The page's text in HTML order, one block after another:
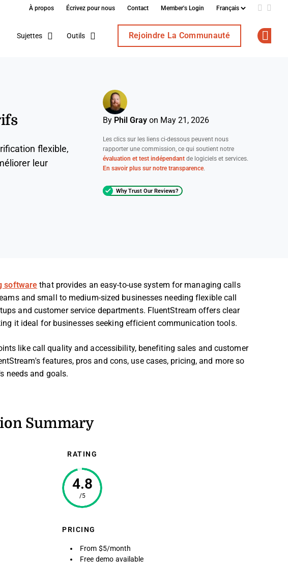
À propos Écrivez pour nous Contact Member's Login Add us
Sujettes Outils Rejoindre La Communauté
flexible,
leur
By Phil Gray on May 21, 2026
Les clics sur les liens ci-dessous peuvent nous
rapporter une commission, ce qui soutient notre
évaluation et test indépendant de logiciels et services.
En savoir plus sur notre transparence.
Why Trust Our Reviews?
software that provides an easy-to-use system for managing calls
and small to medium-sized businesses needing flexible call
and customer service departments. FluentStream offers clear
it ideal for businesses seeking efficient communication tools.
like call quality and accessibility, benefiting sales and customer
features, pros and cons, use cases, pricing, and more so
needs and goals.
Summary
RATING
4.8
/5
PRICING
From $5/month
Free demo available